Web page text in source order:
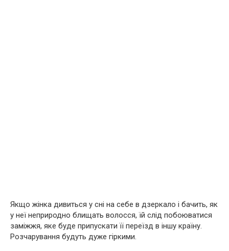
Якщо жінка дивиться у сні на себе в дзеркало і бачить, як
у неї неприродно блищать волосся, їй слід побоюватися
заміжжя, яке буде припускати її переїзд в іншу країну.
Розчарування будуть дуже гіркими.